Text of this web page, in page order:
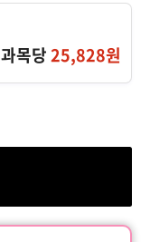
과목당25,828원